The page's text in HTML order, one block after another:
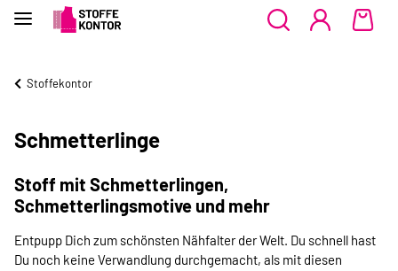
Stoffekontor
Schmetterlinge
Stoff mit Schmetterlingen,
Schmetterlingsmotive und mehr
Entpupp Dich zum schönsten Nähfalter der Welt. Du schnell hast
Du noch keine Verwandlung durchgemacht, als mit diesen